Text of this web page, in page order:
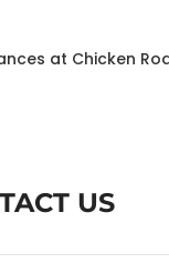
at Chicken
US